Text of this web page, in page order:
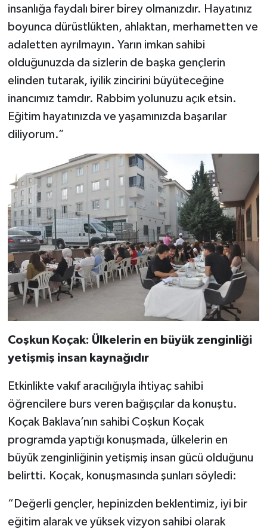
insanlığa faydalı birer birey olmanızdır. Hayatınız
boyunca dürüstlükten, ahlaktan, merhametten ve
adaletten ayrılmayın. Yarın imkan sahibi
olduğunuzda da sizlerin de başka gençlerin
elinden tutarak, iyilik zincirini büyüteceğine
inancımız tamdır. Rabbim yolunuzu açık etsin.
Eğitim hayatınızda ve yaşamınızda başarılar
diliyorum.”
Coşkun Koçak: Ülkelerin en büyük zenginliği
yetişmiş insan kaynağıdır
Etkinlikte vakıf aracılığıyla ihtiyaç sahibi
öğrencilere burs veren bağışçılar da konuştu.
Koçak Baklava’nın sahibi Coşkun Koçak
programda yaptığı konuşmada, ülkelerin en
büyük zenginliğinin yetişmiş insan gücü olduğunu
belirtti. Koçak, konuşmasında şunları söyledi:
“Değerli gençler, hepinizden beklentimiz, iyi bir
eğitim alarak ve yüksek vizyon sahibi olarak